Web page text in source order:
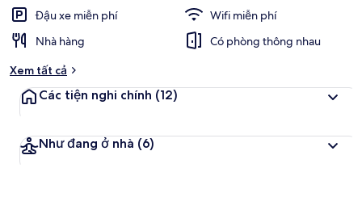
Đậu xe miễn phí
Wifi miễn phí
Nhà hàng
Có phòng thông nhau
Xem tất cả
Các tiện nghi chính (12)
Như đang ở nhà (6)